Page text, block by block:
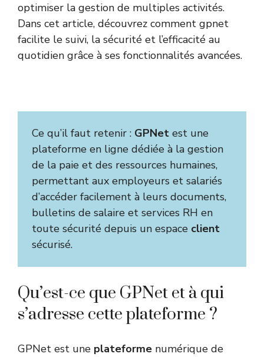
optimiser la gestion de multiples activités.
Dans cet article, découvrez comment gpnet
facilite le suivi, la sécurité et l’efficacité au
quotidien grâce à ses fonctionnalités avancées.
Ce qu’il faut retenir : GPNet est une
plateforme en ligne dédiée à la gestion
de la paie et des ressources humaines,
permettant aux employeurs et salariés
d’accéder facilement à leurs documents,
bulletins de salaire et services RH en
toute sécurité depuis un espace client
sécurisé.
Qu’est-ce que GPNet et à qui
s’adresse cette plateforme ?
GPNet est une plateforme numérique de